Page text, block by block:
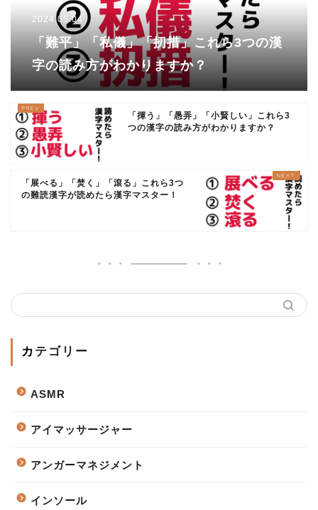
2024.05.04
「難平」「私儀」「扨措」これら3つの漢
字の読み方がわかりますか？
「揮う」「愚弄」「小賢しい」これら3
つの漢字の読み方がわかりますか？
「展べる」「焚く」「滾る」これら3つ
の難読漢字が読めたら漢字マスター！
カテゴリー
ASMR
アイマッサージャー
アンガーマネジメント
インソール